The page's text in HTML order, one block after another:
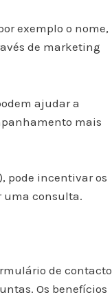
exemplo o nome,
de marketing
ajudar a
mais
pode incentivar os
uma consulta.
de contacto
Os benefícios